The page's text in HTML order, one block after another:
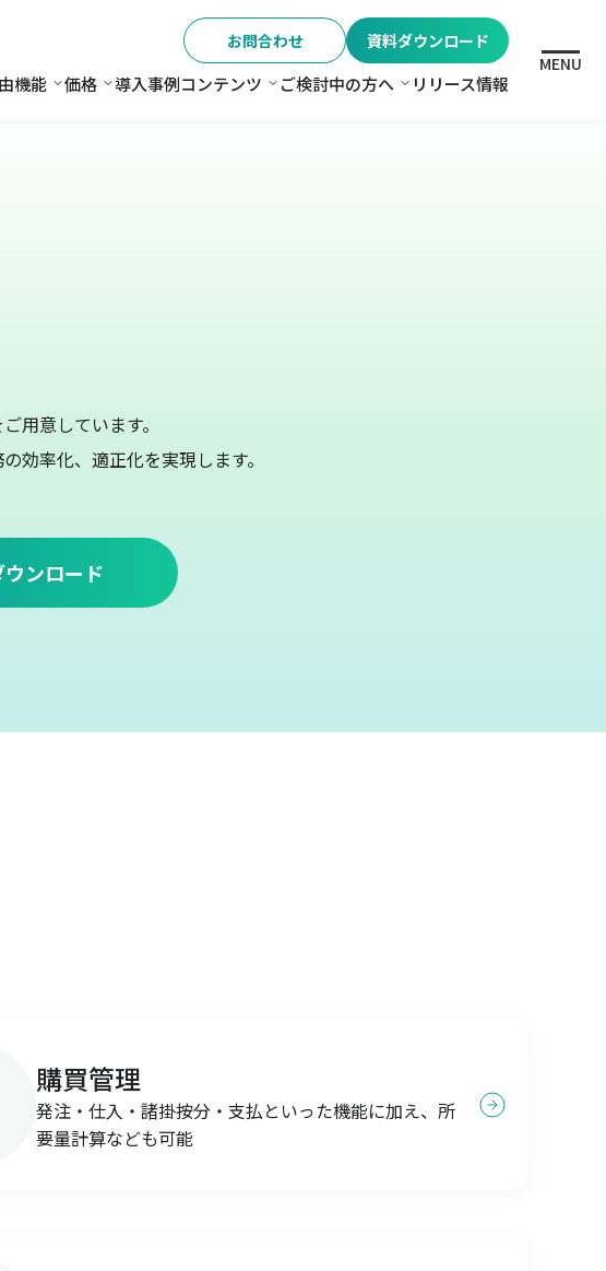
お問合わせ 資料ダウンロード
機能 機能
価格 価格
導入事例コンテンツ コンテンツ
ご検討中の方へ ご検討中の方へ
リリース情報
MENU
用意しています。
効率化、適正化を実現します。
ンロード
購買管理
発注・仕入・諸掛按分・支払といった機能に加え、所
要量計算なども可能